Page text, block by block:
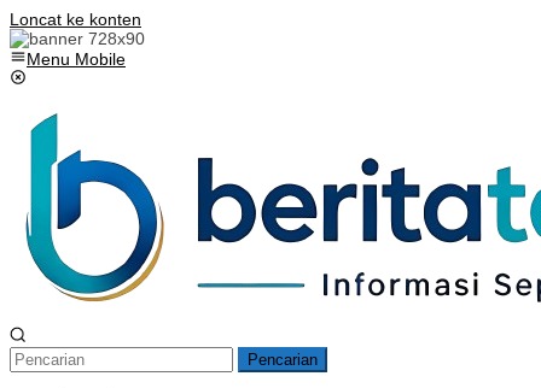
Loncat ke konten
Menu Mobile
Pencarian